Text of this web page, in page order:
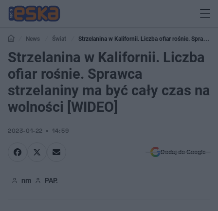
News Świat
Strzelanina w Kalifornii. Liczba ofiar rośnie. Sprawca
strzelaniny ma być cały czas na wolności [WIDEO]
Strzelanina w Kalifornii. Liczba
ofiar rośnie. Sprawca
strzelaniny ma być cały czas na
wolności [WIDEO]
2023-01-22 14:59
Dodaj do Google
nm PAP.